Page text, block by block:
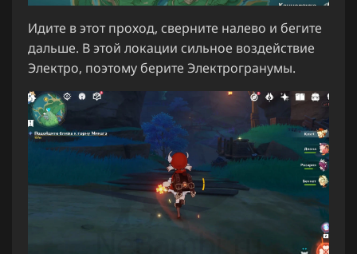
Идите в этот проход, сверните налево и бегите
дальше. В этой локации сильное воздействие
Электро, поэтому берите Электрогранумы.